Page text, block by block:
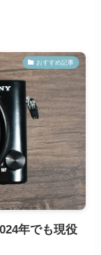
おすすめ記事
年でも現役